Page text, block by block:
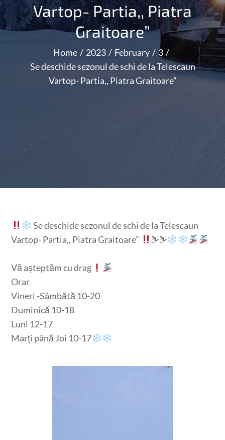
Vartop- Partia,, Piatra
Graitoare”
Home 2023 February
3
Se deschide sezonul de schi de la Telescaun
Vartop- Partia,, Piatra Graitoare”
Se deschide sezonul de schi de la Telescaun
Vartop- Partia,, Piatra Graitoare”
⛷⛷
Vă așteptăm cu drag
Orar
Vineri -Sâmbătă 10-20
Duminică 10-18
Luni 12-17
Marți până Joi 10-17